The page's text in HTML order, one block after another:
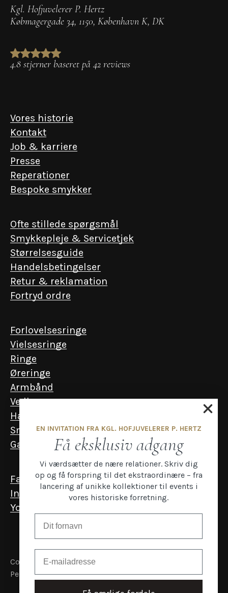
Kgl. Hofjuvelerer P. Hertz
Købmagergade 34, 1150, København K, DK
4.8 stjerner baseret på 42 reviews
Vores historie
Kontakt
Job & karriere
Presse
Reperationer
Bespoke smykker
Ofte stillede spørgsmål
Smykkepleje & Servicetjek
Størrelsesguide
Handelsbetingelser
Retur & reklamation
Fortryd ordre
Forlovelsesringe
Vielsesringe
Ringe
Øreringe
Armbånd
Vedhæng
Halskæder
Smykker til mænd
Gavekort
Facebook
Instagram
YouTube
Copyright P.Hertz
Persondata- og cookiepolitik
EN INVITATION FRA KGL. HOFJUVELERER P. HERTZ
Få eksklusiv adgang
Vi værdsætter de nære relationer. Skriv dig
op og få forspring til det ekstraordinære – fra
lancering af unikke kollektioner til events i
vores historiske forretning.